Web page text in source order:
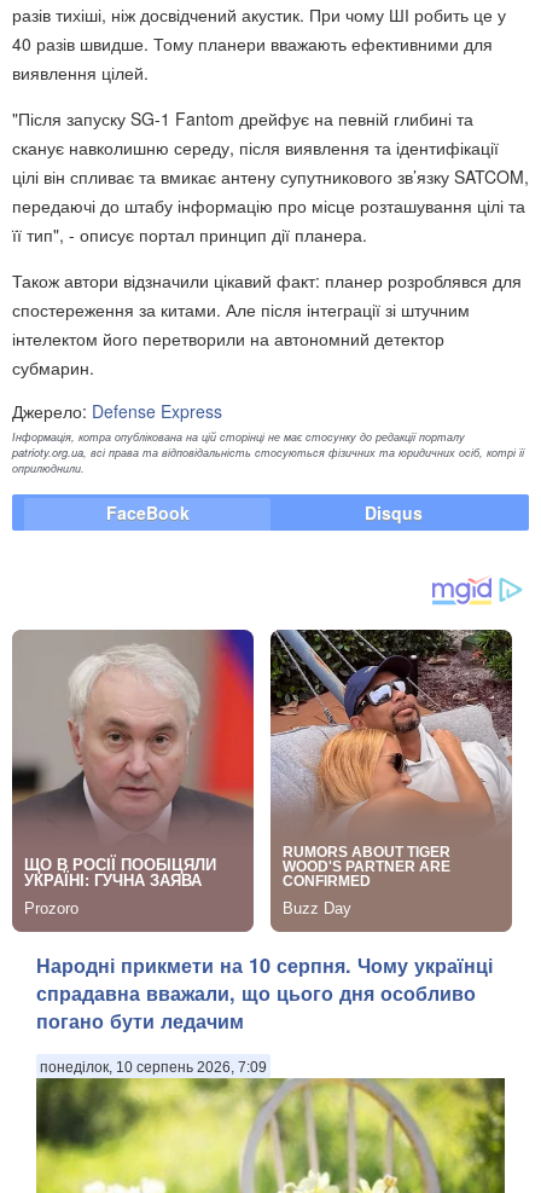
разів тихіші, ніж досвідчений акустик. При чому ШІ робить це у
40 разів швидше. Тому планери вважають ефективними для
виявлення цілей.
"Після запуску SG-1 Fantom дрейфує на певній глибині та
сканує навколишню середу, після виявлення та ідентифікації
цілі він спливає та вмикає антену супутникового зв’язку SATCOM,
передаючі до штабу інформацію про місце розташування цілі та
її тип", - описує портал принцип дії планера.
Також автори відзначили цікавий факт: планер розроблявся для
спостереження за китами. Але після інтеграції зі штучним
інтелектом його перетворили на автономний детектор
субмарин.
Джерело: Defense Express
Інформація, котра опублікована на цій сторінці не має стосунку до редакції порталу
patrioty.org.ua, всі права та відповідальність стосуються фізичних та юридичних осіб, котрі її
оприлюднили.
FaceBook Disqus
Народні прикмети на 10 серпня. Чому українці
спрадавна вважали, що цього дня особливо
погано бути ледачим
понеділок, 10 серпень 2026, 7:09